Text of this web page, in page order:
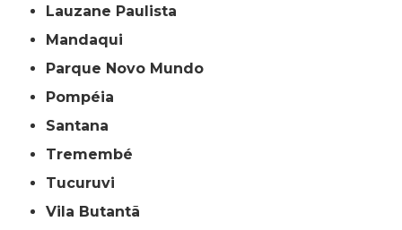
Lauzane Paulista
Mandaqui
Parque Novo Mundo
Pompéia
Santana
Tremembé
Tucuruvi
Vila Butantã